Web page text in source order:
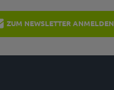
ZUM NEWSLETTER ANMELDEN